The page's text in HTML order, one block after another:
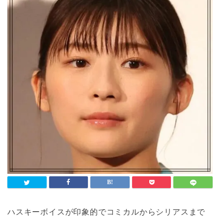
ハスキーボイスが印象的でコミカルからシリアスまで